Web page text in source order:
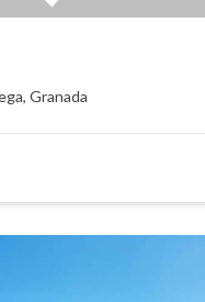
Granada